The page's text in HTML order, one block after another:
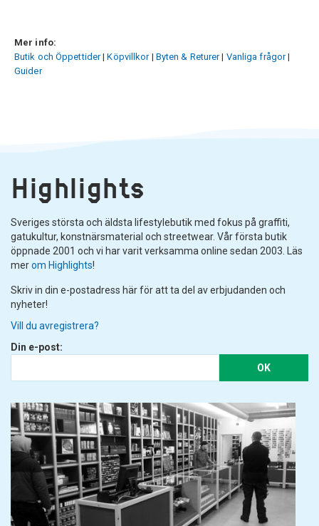
Mer info:
Butik och Öppettider|Köpvillkor| Byten & Returer| Vanliga frågor|
Guider
Highlights
Sveriges största och äldsta lifestylebutik med fokus på graffiti,
gatukultur, konstnärsmaterial och streetwear. Vår första butik
öppnade 2001 och vi har varit verksamma online sedan 2003. Läs
merom Highlights!
Skriv in din e-postadress här för att ta del av erbjudanden och
nyheter!
Vill du avregistrera?
Din e-post:
OK